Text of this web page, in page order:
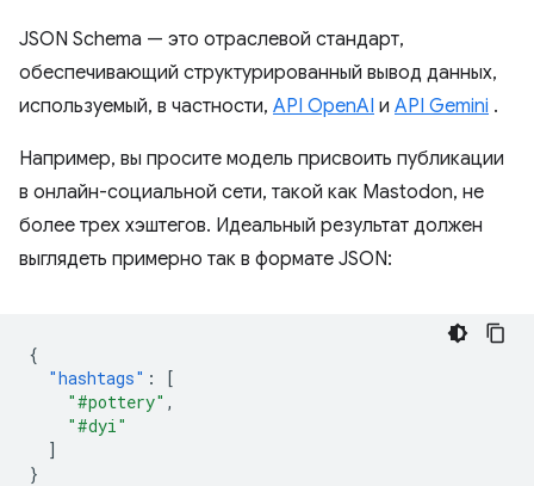
JSON Schema — это отраслевой стандарт,
обеспечивающий структурированный вывод данных,
используемый, в частности, API OpenAI и API Gemini .
Например, вы просите модель присвоить публикации
в онлайн-социальной сети, такой как Mastodon, не
более трех хэштегов. Идеальный результат должен
выглядеть примерно так в формате JSON:
{
"hashtags" :
[
"#pottery" ,
"#dyi"
]
}